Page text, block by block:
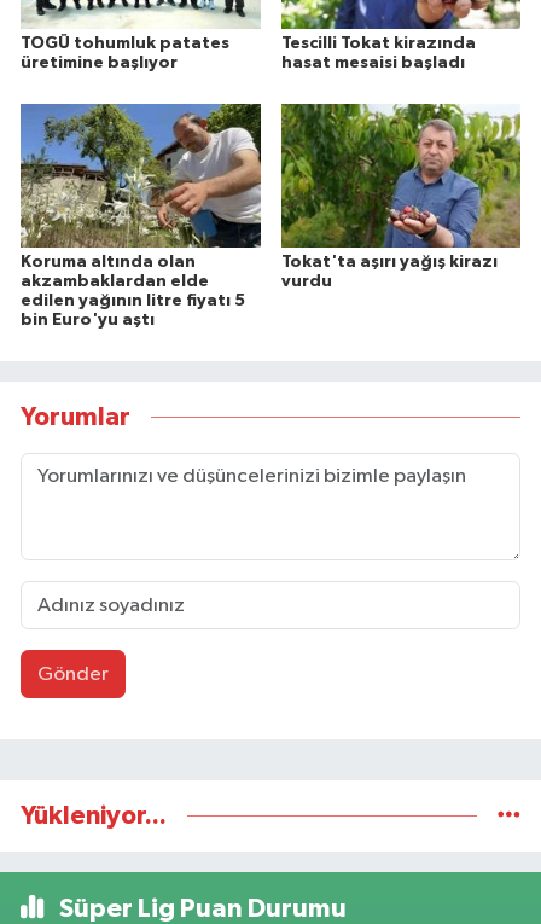
TOGÜ tohumluk patates
üretimine başlıyor
Tescilli Tokat kirazında
hasat mesaisi başladı
Koruma altında olan
akzambaklardan elde
edilen yağının litre fiyatı 5
bin Euro'yu aştı
Tokat'ta aşırı yağış kirazı
vurdu
Yorumlar
Gönder
Yükleniyor...
Süper Lig Puan Durumu